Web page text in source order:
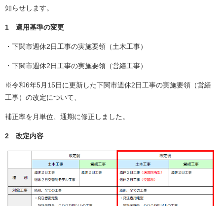
知らせします。
1 適用基準の変更
・下関市週休2日工事の実施要領（土木工事）
・下関市週休2日工事の実施要領（営繕工事）
※令和6年5月15日に更新した下関市週休2日工事の実施要領（営繕
工事）の改定について、
補正率を月単位、通期に修正しました。
2 改定内容